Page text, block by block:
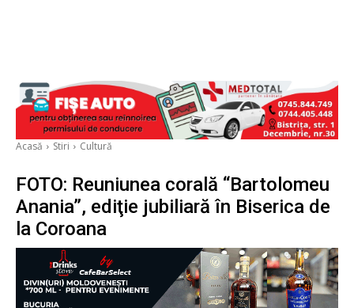
Acasă Stiri Cultură
FOTO: Reuniunea corală “Bartolomeu
Anania”, ediţie jubiliară în Biserica de
la Coroana